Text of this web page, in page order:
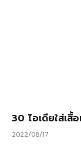
30 ไอเดียใส่เสื้
2022/08/17